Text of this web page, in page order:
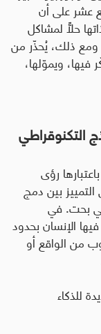
عشر على أن
حلًّا لمشاكل
ومع ذلك، يُحذّر من
فيها، ويموّلها،
التكنوقراطي
رؤى
التمييز بين دمج
بحت. في
الإنسان بحدود
من الواقع أو
للذكاء